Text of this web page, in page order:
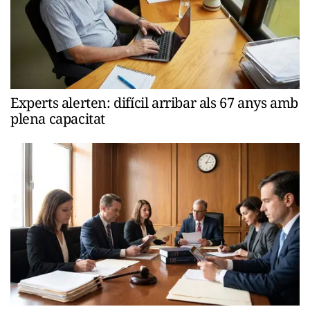
Experts alerten: difícil arribar als 67 anys amb
plena capacitat